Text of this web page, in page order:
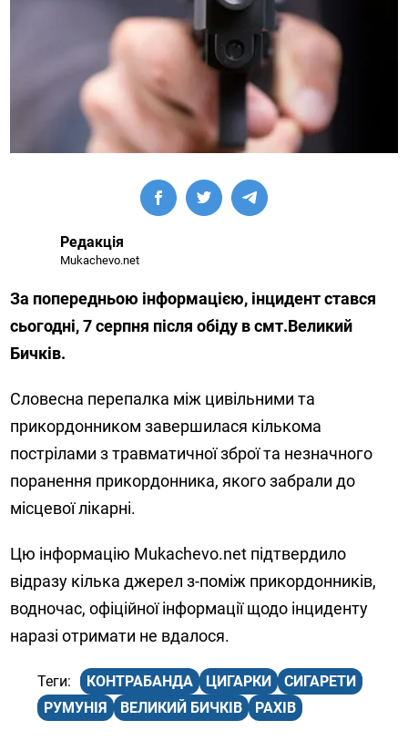
Редакція
Mukachevo.net
За попередньою інформацією, інцидент стався
сьогодні, 7 серпня після обіду в смт.Великий
Бичків.
Словесна перепалка між цивільними та
прикордонником завершилася кількома
пострілами з травматичної зброї та незначного
поранення прикордонника, якого забрали до
місцевої лікарні.
Цю інформацію Mukachevo.net підтвердило
відразу кілька джерел з-поміж прикордонників,
водночас, офіційної інформації щодо інциденту
наразі отримати не вдалося.
КОНТРАБАНДА ЦИГАРКИ
СИГАРЕТИ
РУМУНІЯ
ВЕЛИКИЙ БИЧКІВ РАХІВ